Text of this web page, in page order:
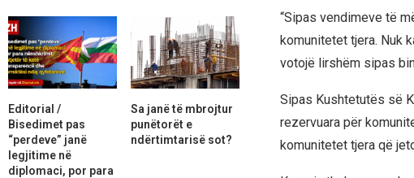
“Sipas vendimeve të
komunitetet tjera. Nuk
votojë lirshëm sipas
Sipas Kushtetutës së
rezervuara për
komunitetet tjera që
Editorial /
Bisedimet pas
“perdeve” janë
legjitime në
diplomaci, por para
Sa janë të mbrojtur
punëtorët e
ndërtimtarisë sot?